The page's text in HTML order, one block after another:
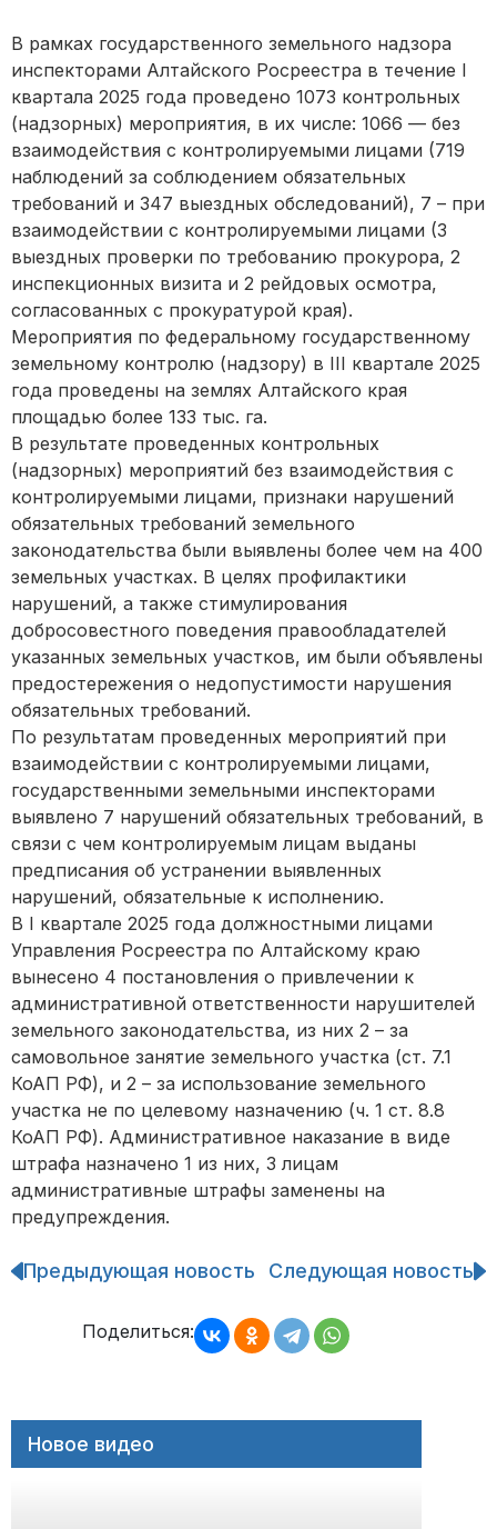
В рамках государственного земельного надзора
инспекторами Алтайского Росреестра в течение I
квартала 2025 года проведено 1073 контрольных
(надзорных) мероприятия, в их числе: 1066 — без
взаимодействия с контролируемыми лицами (719
наблюдений за соблюдением обязательных
требований и 347 выездных обследований), 7 – при
взаимодействии с контролируемыми лицами (3
выездных проверки по требованию прокурора, 2
инспекционных визита и 2 рейдовых осмотра,
согласованных с прокуратурой края).
Мероприятия по федеральному государственному
земельному контролю (надзору) в III квартале 2025
года проведены на землях Алтайского края
площадью более 133 тыс. га.
В результате проведенных контрольных
(надзорных) мероприятий без взаимодействия с
контролируемыми лицами, признаки нарушений
обязательных требований земельного
законодательства были выявлены более чем на 400
земельных участках. В целях профилактики
нарушений, а также стимулирования
добросовестного поведения правообладателей
указанных земельных участков, им были объявлены
предостережения о недопустимости нарушения
обязательных требований.
По результатам проведенных мероприятий при
взаимодействии с контролируемыми лицами,
государственными земельными инспекторами
выявлено 7 нарушений обязательных требований, в
связи с чем контролируемым лицам выданы
предписания об устранении выявленных
нарушений, обязательные к исполнению.
В I квартале 2025 года должностными лицами
Управления Росреестра по Алтайскому краю
вынесено 4 постановления о привлечении к
административной ответственности нарушителей
земельного законодательства, из них 2 – за
самовольное занятие земельного участка (ст. 7.1
КоАП РФ), и 2 – за использование земельного
участка не по целевому назначению (ч. 1 ст. 8.8
КоАП РФ). Административное наказание в виде
штрафа назначено 1 из них, 3 лицам
административные штрафы заменены на
предупреждения.
Навигация
записям
Предыдующая новость Следующая новость
Поделиться:
Новое видео